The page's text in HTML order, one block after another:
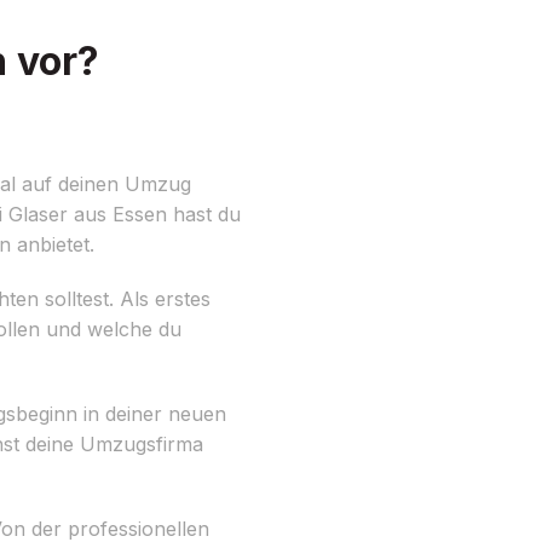
vor?
auf deinen Umzug
aus Essen hast du
anbietet.
solltest. Als erstes
und welche du
in deiner neuen
deine Umzugsfirma
der professionellen